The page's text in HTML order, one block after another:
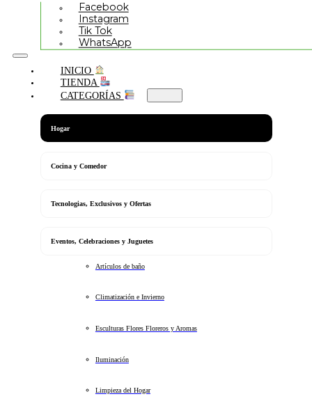
Facebook
Instagram
Tik Tok
WhatsApp
INICIO
TIENDA
CATEGORÍAS
Hogar
Cocina y Comedor
Tecnologias, Exclusivos y Ofertas
Eventos, Celebraciones y Juguetes
Artículos de baño
Climatización e Invierno
Esculturas Flores Floreros y Aromas
Iluminación
Limpieza del Hogar